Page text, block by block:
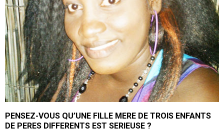
PENSEZ-VOUS QU’UNE FILLE MERE DE TROIS ENFANTS
DE PERES DIFFERENTS EST SERIEUSE ?